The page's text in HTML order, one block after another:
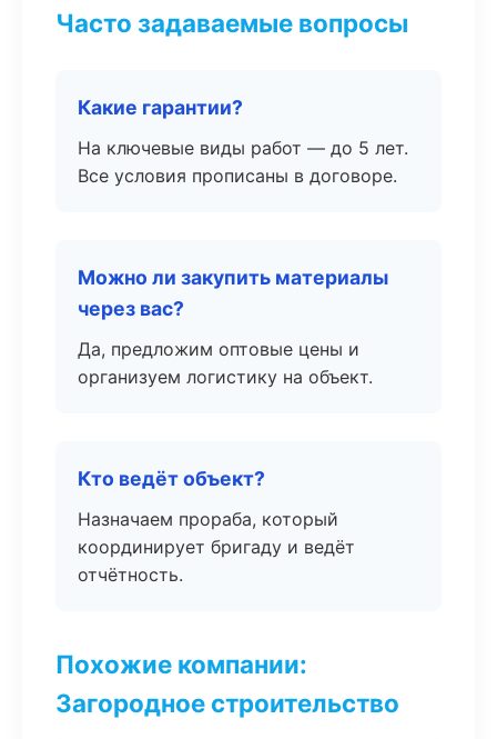
Часто задаваемые вопросы
Какие гарантии?
На ключевые виды работ — до 5 лет.
Все условия прописаны в договоре.
Можно ли закупить материалы
через вас?
Да, предложим оптовые цены и
организуем логистику на объект.
Кто ведёт объект?
Назначаем прораба, который
координирует бригаду и ведёт
отчётность.
Похожие компании:
Загородное строительство